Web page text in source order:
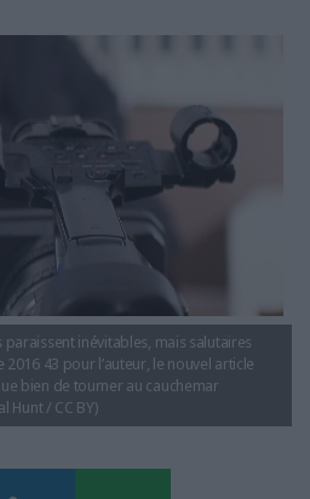
inévitables, mais salutaires
43 pour l’auteur, le nouvel article
bien de tourner au cauchemar
Hunt / CC BY)